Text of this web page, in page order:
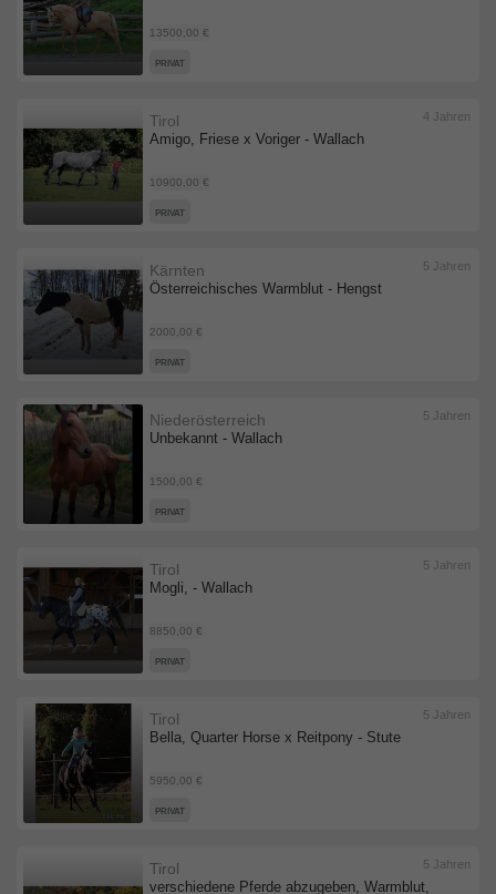
13500,00 €
PRIVAT
Amigo, Friese x Voriger - Wallach
Tirol
10900,00 €
4 Jahren
PRIVAT
Österreichisches Warmblut - Hengst
Kärnten
2000,00 €
5 Jahren
PRIVAT
Unbekannt - Wallach
Niederösterreich
1500,00 €
5 Jahren
PRIVAT
Mogli, - Wallach
Tirol
8850,00 €
5 Jahren
PRIVAT
Bella, Quarter Horse x Reitpony - Stute
Tirol
5950,00 €
5 Jahren
PRIVAT
verschiedene Pferde abzugeben, Warmblut,
Tirol 5 Jahren